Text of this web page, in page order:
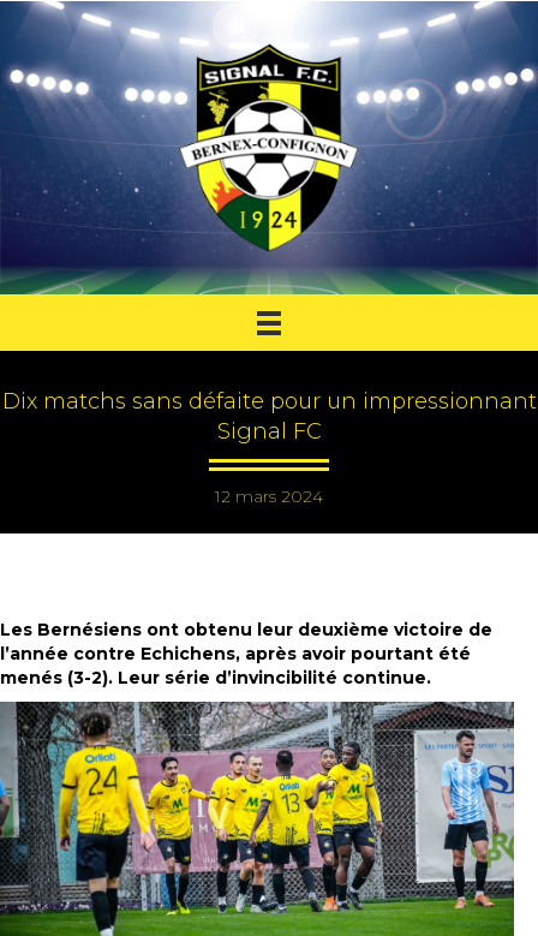
Dix matchs sans défaite pour un impressionnant
Signal FC
12 mars 2024
Les Bernésiens ont obtenu leur deuxième victoire de
l’année contre Echichens, après avoir pourtant été
menés (3-2). Leur série d’invincibilité continue.